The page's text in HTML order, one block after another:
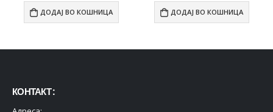
ДОДАЈ ВО КОШНИЦА ДОДАЈ ВО КОШНИЦА
КОНТАКТ :